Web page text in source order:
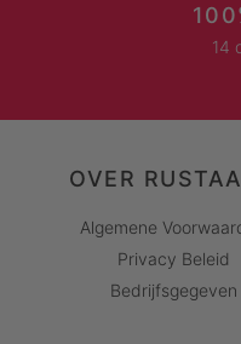
14
OVER
Algemene
Privacy Beleid
Bedrijfsgegeven